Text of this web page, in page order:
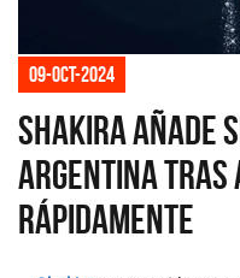
09-oct-2024
Shakira añade
Argentina tras
rápidamente